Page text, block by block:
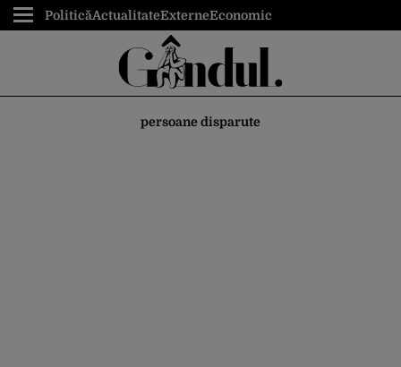
PoliticăActualitateExterneEconomic
persoane disparute